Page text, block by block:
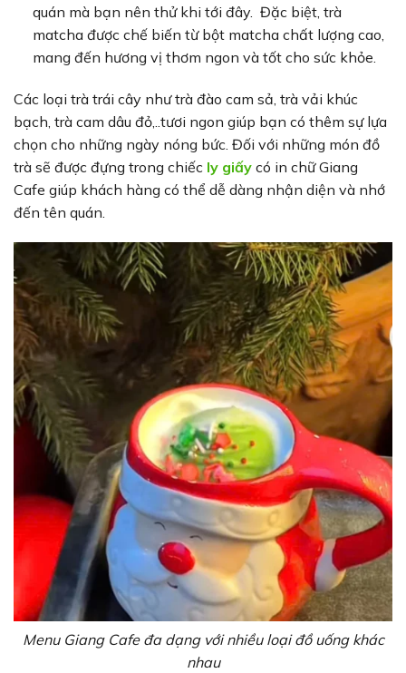
quán mà bạn nên thử khi tới đây. Đặc biệt, trà
matcha được chế biến từ bột matcha chất lượng cao,
mang đến hương vị thơm ngon và tốt cho sức khỏe.
Các loại trà trái cây như trà đào cam sả, trà vải khúc
bạch, trà cam dâu đỏ,..tươi ngon giúp bạn có thêm sự lựa
chọn cho những ngày nóng bức. Đối với những món đồ
trà sẽ được đựng trong chiếc ly giấy có in chữ Giang
Cafe giúp khách hàng có thể dễ dàng nhận diện và nhớ
đến tên quán.
Menu Giang Cafe đa dạng với nhiều loại đồ uống khác
nhau